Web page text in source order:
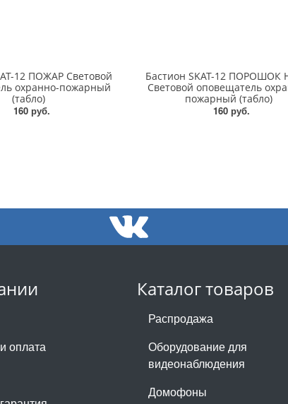
12 ПОЖАР Световой
охранно-пожарный
(табло)
160 руб.
Бастион SKAT-12 ПОРОШОК
Световой оповещатель
пожарный (табло)
160 руб.
оплата
Каталог товаров
Распродажа
Оборудование для
видеонаблюдения
Домофоны